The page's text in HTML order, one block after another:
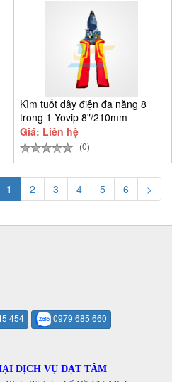
Kìm tuốt dây điện đa năng 8
trong 1 Yovip 8"/210mm
Giá: Liên hệ
(0)
1 2 3 4 5 6 >
454 0979 685 660
DỊCH VỤ ĐẠT TÂM